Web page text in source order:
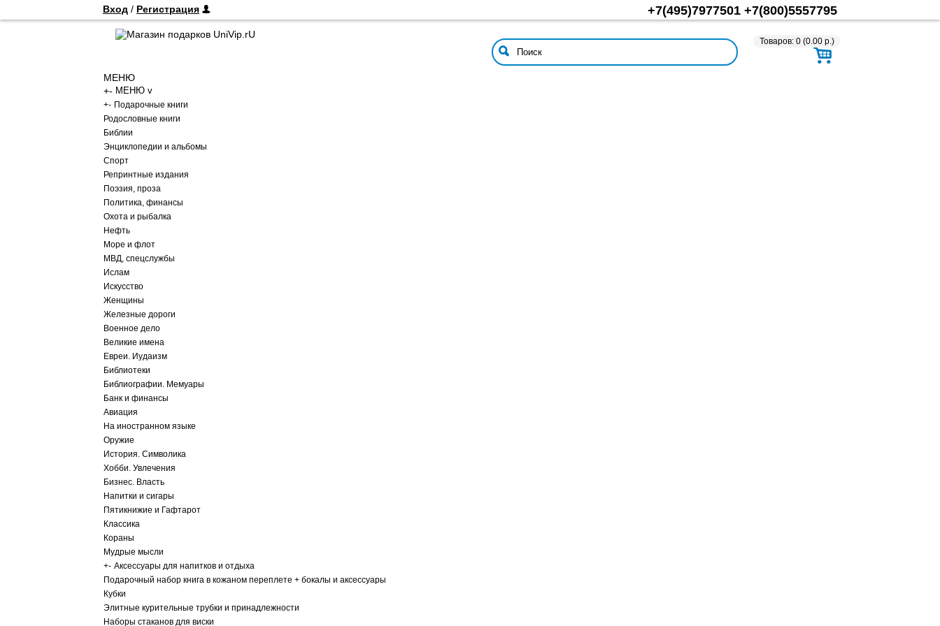
Вход / Регистрация +7(495)7977501 +7(800)5557795
Товаров: 0 (0.00 р.)
МЕНЮ
+- МЕНЮ v
+- Подарочные книги
Родословные книги
Библии
Энциклопедии и альбомы
Спорт
Репринтные издания
Поэзия, проза
Политика, финансы
Охота и рыбалка
Нефть
Море и флот
МВД, спецслужбы
Ислам
Искусство
Женщины
Железные дороги
Военное дело
Великие имена
Евреи. Иудаизм
Библиотеки
Библиографии. Мемуары
Банк и финансы
Авиация
На иностранном языке
Оружие
История. Символика
Хобби. Увлечения
Бизнес. Власть
Напитки и сигары
Пятикнижие и Гафтарот
Классика
Кораны
Мудрые мысли
+- Аксессуары для напитков и отдыха
Подарочный набор книга в кожаном переплете + бокалы и аксессуары
Кубки
Элитные курительные трубки и принадлежности
Наборы стаканов для виски